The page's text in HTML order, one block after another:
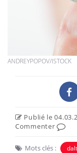
ANDREYPOPOV/ISTOCK
Publié le
Commenter
Mots clés :